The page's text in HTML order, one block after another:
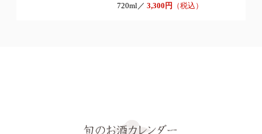
720ml／ 3,300円 （税込）